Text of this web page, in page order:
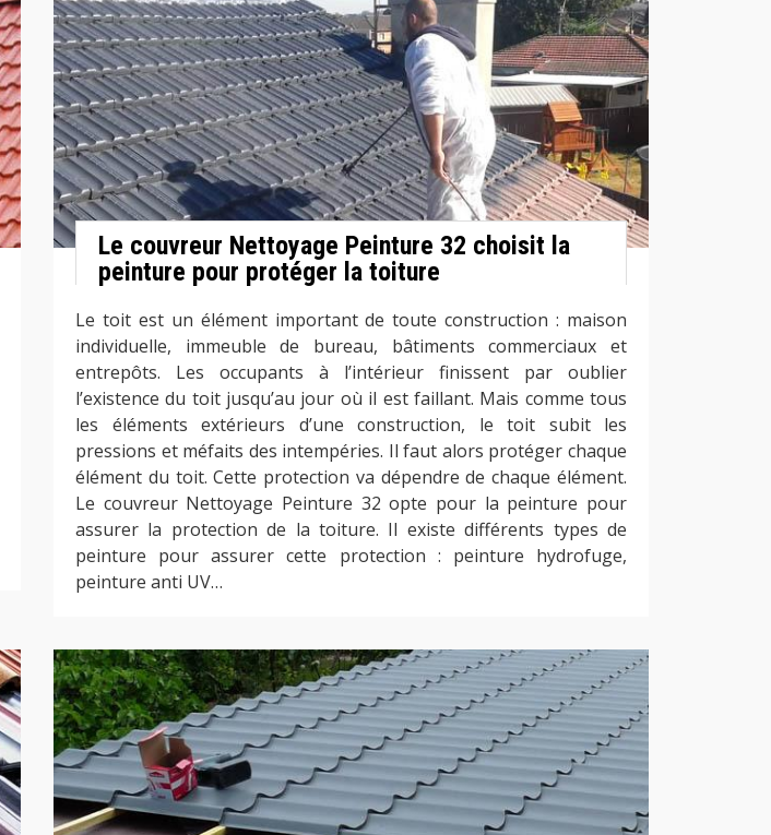
Le couvreur Nettoyage Peinture 32 choisit la
peinture pour protéger la toiture
Le toit est un élément important de toute construction : maison
individuelle, immeuble de bureau, bâtiments commerciaux et
entrepôts. Les occupants à l’intérieur finissent par oublier
l’existence du toit jusqu’au jour où il est faillant. Mais comme tous
les éléments extérieurs d’une construction, le toit subit les
pressions et méfaits des intempéries. Il faut alors protéger chaque
élément du toit. Cette protection va dépendre de chaque élément.
Le couvreur Nettoyage Peinture 32 opte pour la peinture pour
assurer la protection de la toiture. Il existe différents types de
peinture pour assurer cette protection : peinture hydrofuge,
peinture anti UV…